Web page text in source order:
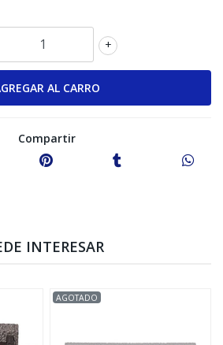
+
Compartir
INTERESAR
AGOTADO